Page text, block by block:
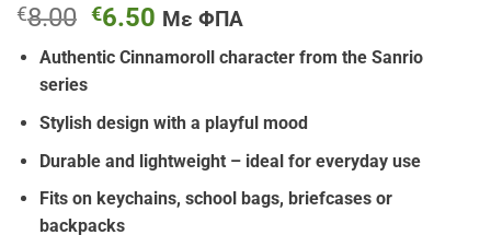
€8.00 Original
price
was:
€6.50 Η
τρέχουσα
τιμή
€6.50.
Με ΦΠΑ
Authentic Cinnamoroll character from the Sanrio
series
Stylish design with a playful mood
Durable and lightweight – ideal for everyday use
Fits on keychains, school bags, briefcases or
backpacks